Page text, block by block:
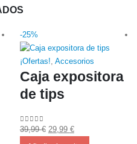
-25%
¡Ofertas!, Accesorios
Caja expositora
de tips
0out of 5
39,99€ El
precio
29,99 €El
precio